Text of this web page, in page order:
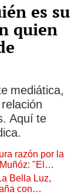
es su
quien
mediática,
Aquí te
razón por la
"El
Bella Luz,
con